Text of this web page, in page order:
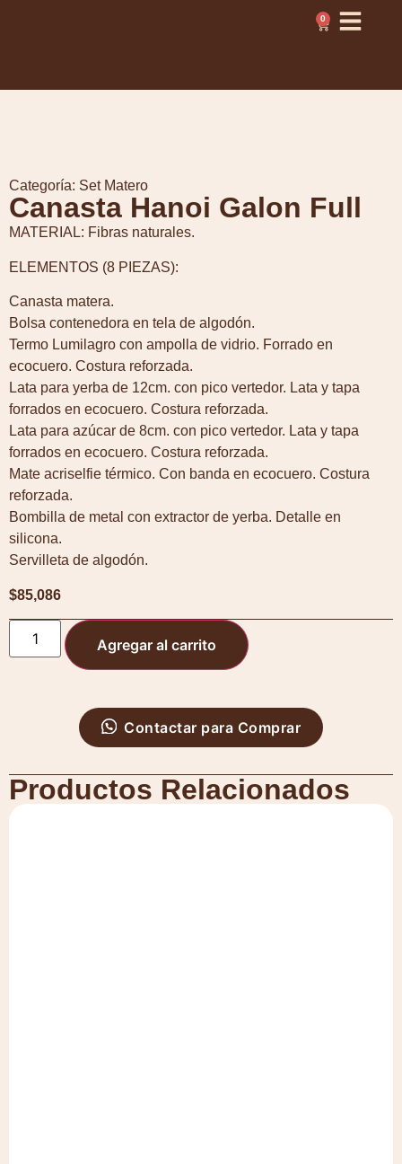
0
Categoría: Set Matero
Canasta Hanoi Galon Full
MATERIAL: Fibras naturales.
ELEMENTOS (8 PIEZAS):
Canasta matera.
Bolsa contenedora en tela de algodón.
Termo Lumilagro con ampolla de vidrio. Forrado en
ecocuero. Costura reforzada.
Lata para yerba de 12cm. con pico vertedor. Lata y tapa
forrados en ecocuero. Costura reforzada.
Lata para azúcar de 8cm. con pico vertedor. Lata y tapa
forrados en ecocuero. Costura reforzada.
Mate acriselfie térmico. Con banda en ecocuero. Costura
reforzada.
Bombilla de metal con extractor de yerba. Detalle en
silicona.
Servilleta de algodón.
$85,086
Agregar al carrito
Contactar para Comprar
Productos Relacionados